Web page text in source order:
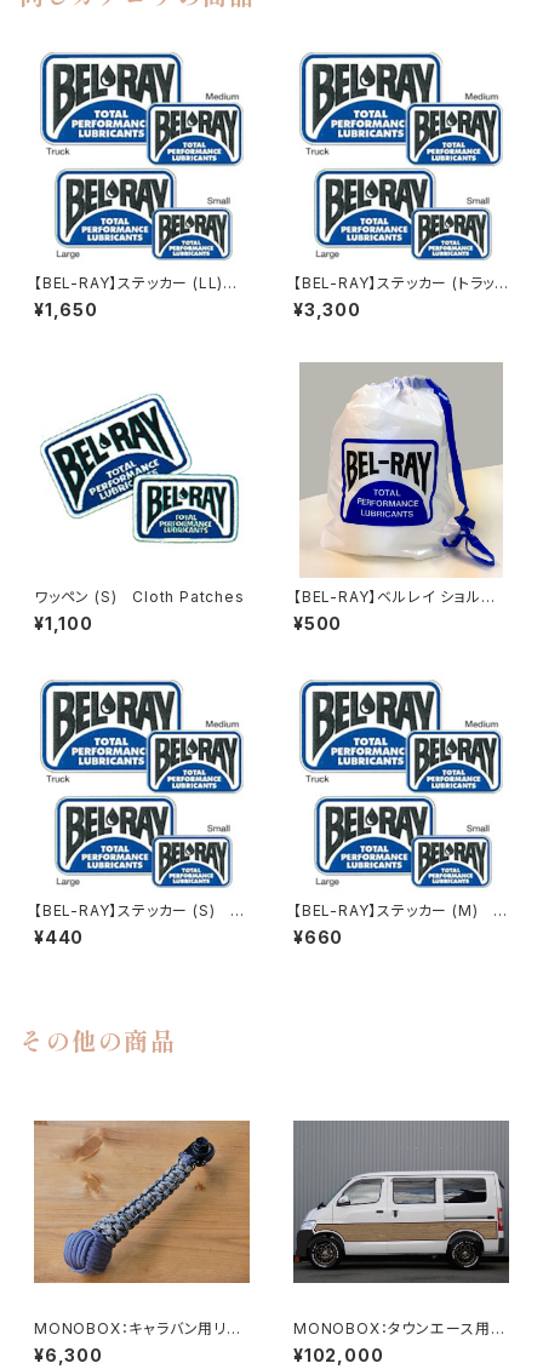
【BEL-RAY】ステッカー (LL)
Decals Large【ベルレイ】
¥1,650
【BEL-RAY】ステッカー (トラッ
ク) Decals Truck【ベルレイ】
¥3,300
ワッペン (S) Cloth Patches
¥1,100
【BEL-RAY】ベルレイ ショルダ
ー・シャンテバッグ【ベルレイ】
¥500
【BEL-RAY】ステッカー (S) D
ecals Small【ベルレイ】
¥440
【BEL-RAY】ステッカー (M) D
ecals Medium【ベルレイ】
¥660
その他の商品
MONOBOX：キャラバン用リア
ゲートストラップ
¥6,300
MONOBOX：タウンエース用ウ
ッドサイドデカール
¥102,000